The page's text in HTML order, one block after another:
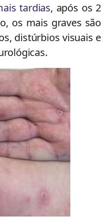
tardias, após os 2
os mais graves são
distúrbios visuais e